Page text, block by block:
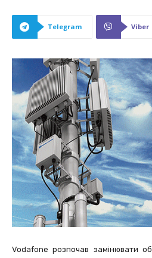
Telegram Viber
Vodafone розпочав замінювати